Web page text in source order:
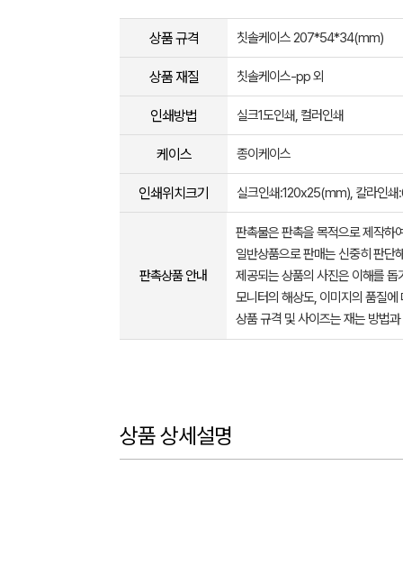
상품 규격 칫솔케이스 207*54*34(mm)
상품 재질 칫솔케이스-pp 외
인쇄방법 실크1도인쇄, 컬러인쇄
케이스 종이케이스
인쇄위치크기 실크인쇄:120x25(mm), 칼라인
판촉상품 안내
판촉물은 판촉을 목적으로 제작하
일반상품으로 판매는 신중히 판단
제공되는 상품의 사진은 이해를
모니터의 해상도, 이미지의 품질
상품 규격 및 사이즈는 재는 방법
상품 상세설명